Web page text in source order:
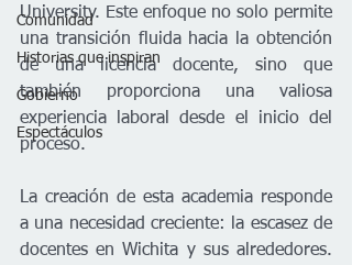
Comunidad
Historias que inspiran
Gobierno
Espectáculos
University. Este enfoque no solo permite
una transición fluida hacia la obtención
de una licencia docente, sino que
también proporciona una valiosa
experiencia laboral desde el inicio del
proceso.
La creación de esta academia responde
a una necesidad creciente: la escasez de
docentes en Wichita y sus alrededores.